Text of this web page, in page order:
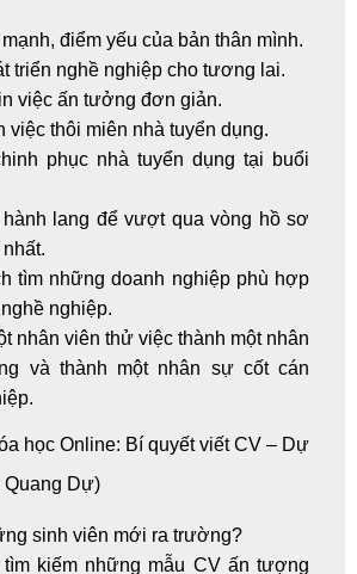
điểm yếu của bản thân mình.
triển nghề nghiệp cho tương lai.
việc ấn tưởng đơn giản.
việc thôi miên nhà tuyển dụng.
phục nhà tuyển dụng tại buổi
lang để vượt qua vòng hồ sơ
tìm những doanh nghiệp phù hợp
nghiệp.
nhân viên thử việc thành một nhân
và thành một nhân sự cốt cán
học Online: Bí quyết viết CV – Dự
Quang Dự)
sinh viên mới ra trường?
tìm kiếm những mẫu CV ấn tượng